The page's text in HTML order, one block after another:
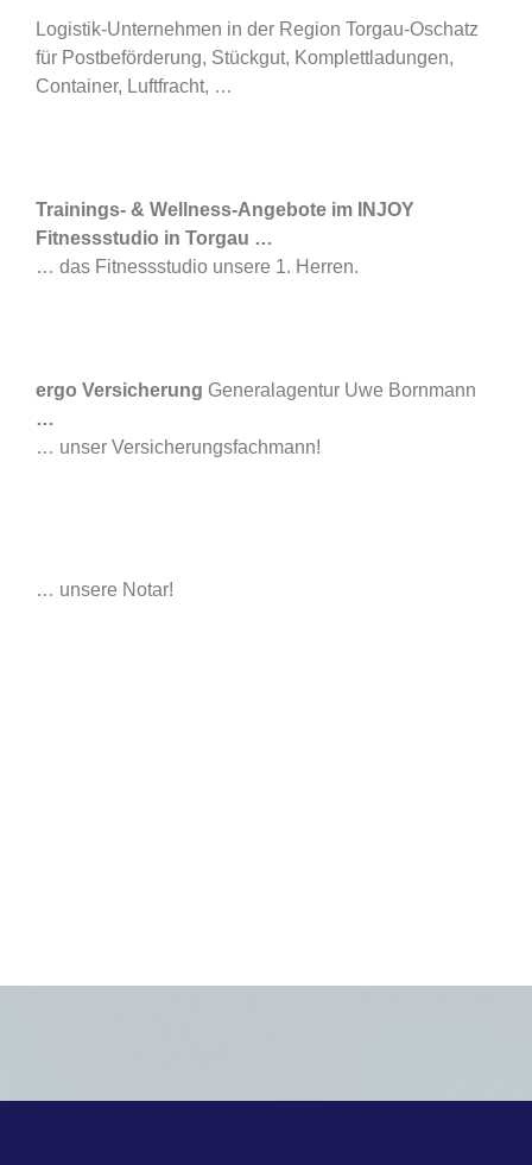
Logistik-Unternehmen in der Region Torgau-Oschatz
für Postbeförderung, Stückgut, Komplettladungen,
Container, Luftfracht, …
Trainings- & Wellness-Angebote im INJOY
Fitnessstudio in Torgau …
… das Fitnessstudio unsere 1. Herren.
ergo Versicherung Generalagentur Uwe Bornmann
…
… unser Versicherungsfachmann!
… unsere Notar!